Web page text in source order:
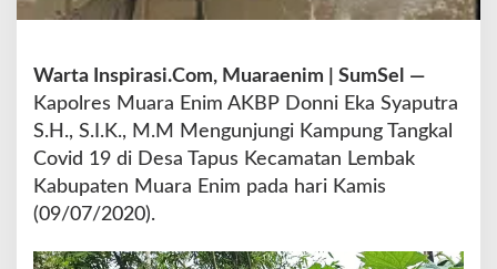
e
m
d
T
e
r
Warta Inspirasi.Com, Muaraenim | SumSel
—
Kapolres Muara Enim AKBP Donni Eka Syaputra
S.H., S.I.K., M.M Mengunjungi Kampung Tangkal
Covid 19 di Desa Tapus Kecamatan Lembak
Kabupaten Muara Enim pada hari Kamis
(09/07/2020).